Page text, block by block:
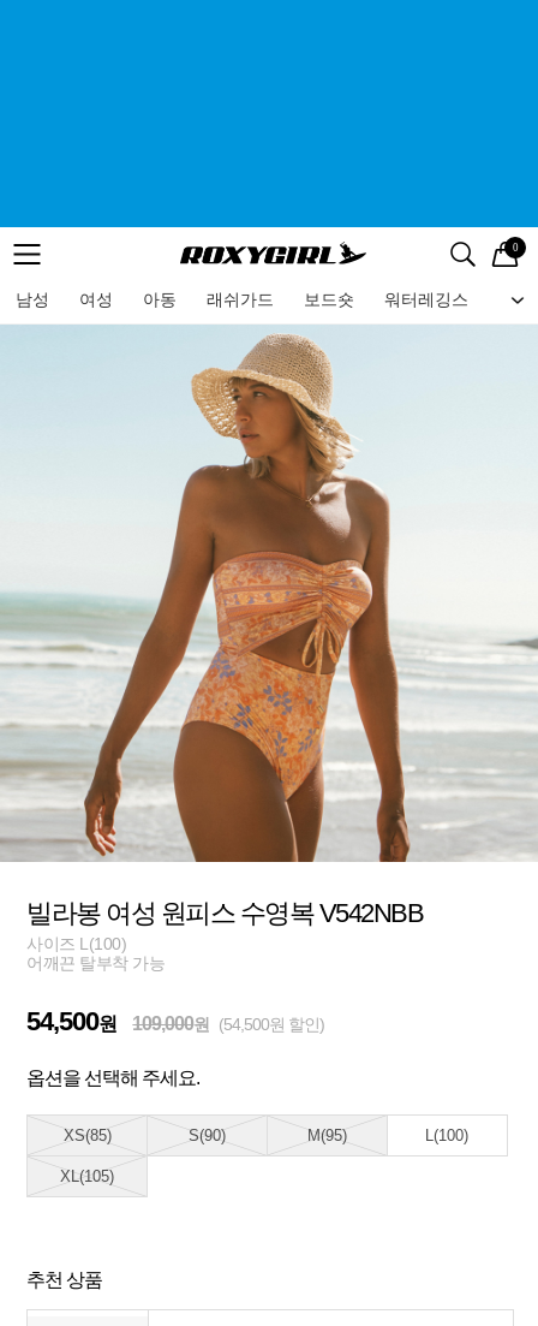
메뉴 검색
로고 0
남성 여성 아동 래쉬가드 보드숏 워터레깅스 비
메뉴
빌라봉 여성 원피스 수영복 V542NBB
사이즈 L(100)
어깨끈 탈부착 가능
54,500원 109,000원 (54,500원 할인)
옵션을 선택해 주세요.
XS(85) S(90) M(95) L(100)
XL(105)
추천 상품